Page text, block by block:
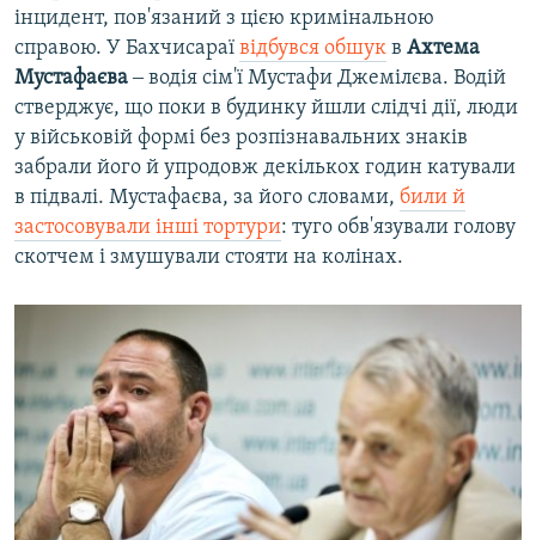
інцидент, пов'язаний з цією кримінальною
справою. У Бахчисараї відбувся обшук в Ахтема
Мустафаєва‒ водія сім'ї Мустафи Джемілєва. Водій
стверджує, що поки в будинку йшли слідчі дії, люди
у військовій формі без розпізнавальних знаків
забрали його й упродовж декількох годин катували
в підвалі. Мустафаєва, за його словами, били й
застосовували інші тортури: туго обв'язували голову
скотчем і змушували стояти на колінах.